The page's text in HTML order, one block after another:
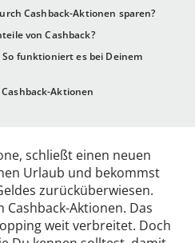
Cashback-Aktionen sparen?
von Cashback?
So funktioniert es bei Deinem
Aktionen
schließt einen neuen
Urlaub und bekommst
zurücküberwiesen.
Cashback-Aktionen. Das
weit verbreitet. Doch